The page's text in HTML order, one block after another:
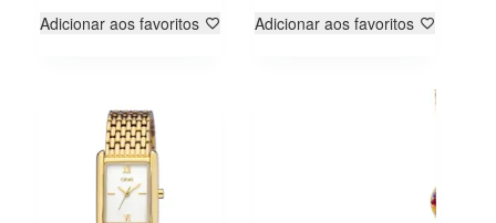
Adicionar aos favoritos Adicionar aos favoritos